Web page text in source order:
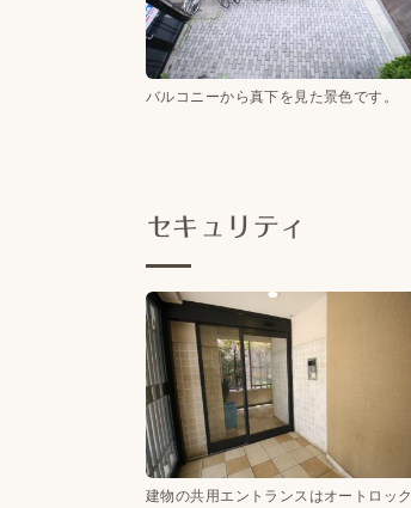
バルコニーから真下を見た景色です。
セキュリティ
建物の共用エントランスはオートロック